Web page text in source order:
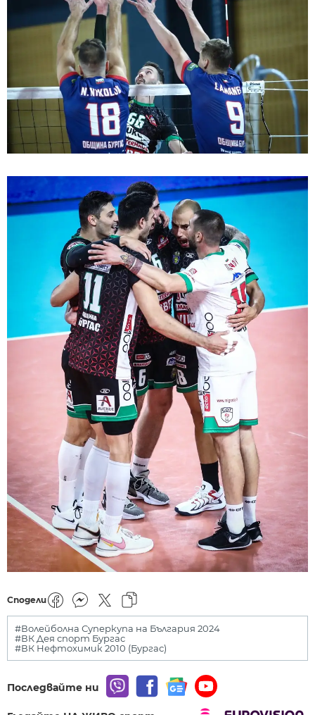
Сподели
#Волейболна Суперкупа на България 2024
#ВК Дея спорт Бургас
#ВК Нефтохимик 2010 (Бургас)
Последвайте ни